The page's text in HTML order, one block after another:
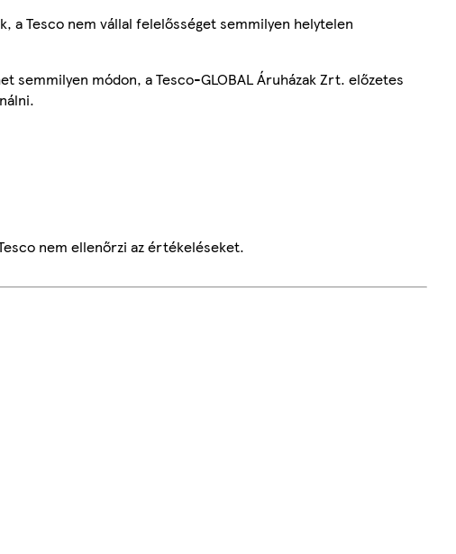
Tesco nem vállal felelősséget semmilyen helytelen
semmilyen módon, a Tesco-GLOBAL Áruházak Zrt. előzetes
nem ellenőrzi az értékeléseket.